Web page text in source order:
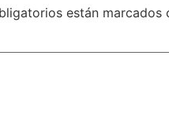
están marcados